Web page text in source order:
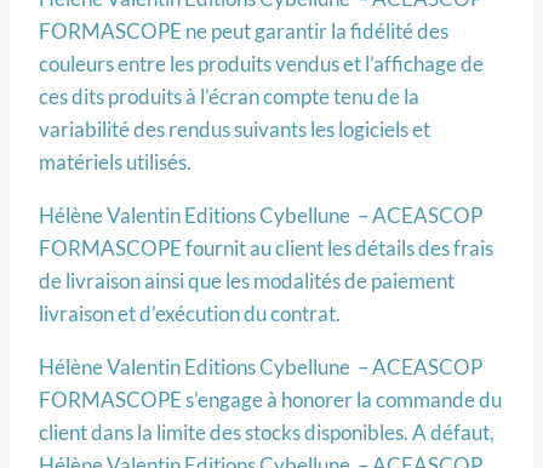
FORMASCOPE ne peut garantir la fidélité des
couleurs entre les produits vendus et l’affichage de
ces dits produits à l’écran compte tenu de la
variabilité des rendus suivants les logiciels et
matériels utilisés.
Hélène Valentin Editions Cybellune – ACEASCOP
FORMASCOPE fournit au client les détails des frais
de livraison ainsi que les modalités de paiement
livraison et d’exécution du contrat.
Hélène Valentin Editions Cybellune – ACEASCOP
FORMASCOPE s’engage à honorer la commande du
client dans la limite des stocks disponibles. A défaut,